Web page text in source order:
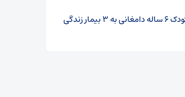
اهدای اعضای کودک ۶ ساله دامغانی به ۳ بیمار زندگی